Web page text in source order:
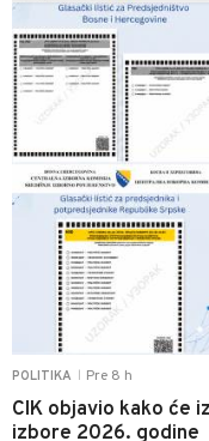
POLITIKA Pre 8 h
CIK objavio kako će
izbore 2026. godine